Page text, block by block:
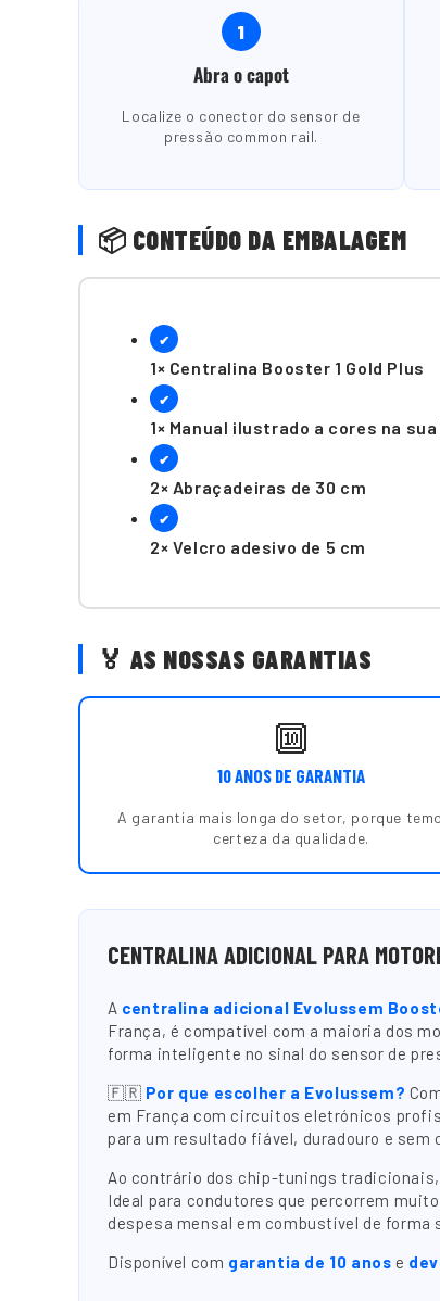
1
Abra o capot
Localize o conector do sensor de
pressão common rail.
📦 CONTEÚDO DA EMBALAGEM
✔
1× Centralina Booster 1 Gold Plus
✔
1× Manual ilustrado a cores na
✔
2× Abraçadeiras de 30 cm
✔
2× Velcro adesivo de 5 cm
🏅 AS NOSSAS GARANTIAS
🔟
10 ANOS DE GARANTIA
A garantia mais longa do setor, porque
certeza da qualidade.
CENTRALINA ADICIONAL PARA
A centralina adicional Evolussem
França, é compatível com a maioria dos
forma inteligente no sinal do sensor de
🇫🇷 Por que escolher a Evolussem?
em França com circuitos eletrónicos
para um resultado fiável, duradouro e sem
Ao contrário dos chip-tunings
Ideal para condutores que percorrem
despesa mensal em combustível de forma
Disponível com garantia de 10 anos e